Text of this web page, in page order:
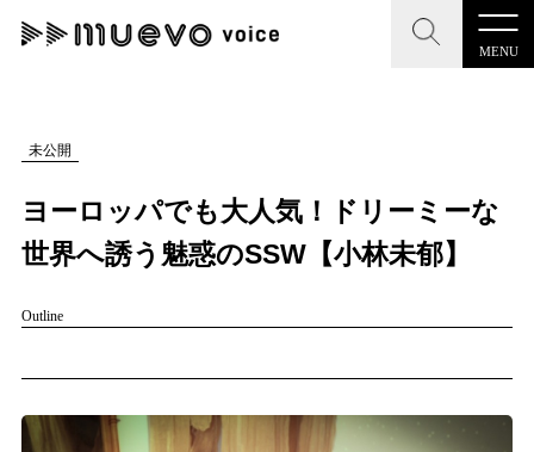
MENU
CLOSE
記事を検索する
人気ワード
#男性SSW #ポップス #女性SSW #ロック
#男性シンガー #HR/HM #女性シンガー
CLOSE
"読者の声を形にする”音楽特化メディア
MENU
プレスリリース一覧
未公開
ヨーロッパでも大人気！ドリーミーな
世界へ誘う魅惑のSSW【小林未郁】
Outline